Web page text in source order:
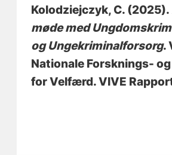
Kolodziejczyk, C. (2025).
møde med
og Ungekriminalforsorg.
Nationale Forsknings-
for Velfærd. VIVE